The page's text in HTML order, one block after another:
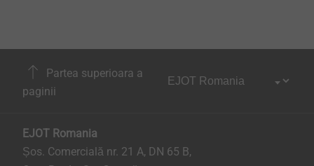
Partea superioara a
paginii
EJOT Romania
Șos. Comercială nr. 21 A, DN 65 B,